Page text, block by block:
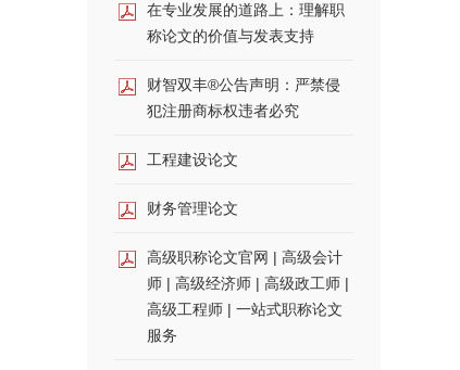
在专业发展的道路上：理解职
称论文的价值与发表支持
财智双丰®公告声明：严禁侵
犯注册商标权违者必究
工程建设论文
财务管理论文
高级职称论文官网 | 高级会计
师 | 高级经济师 | 高级政工师 |
高级工程师 | 一站式职称论文
服务